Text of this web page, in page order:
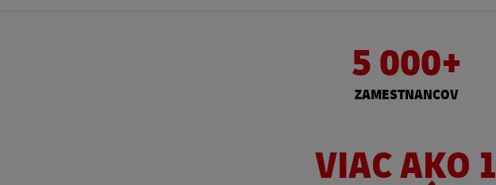
5 000+
ZAMESTNANCOV
VIAC AKO 1